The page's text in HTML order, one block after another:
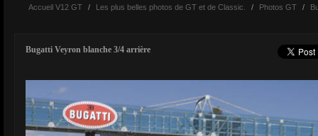
Accueil V12 GT / Les plus belles photos de GT et de Classic. / Photos GT /
Bugatti Veyron blanche 3/4 arrière